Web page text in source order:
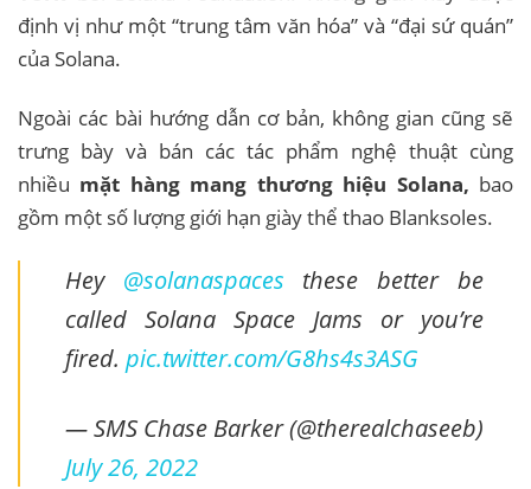
định vị như một “trung tâm văn hóa” và “đại sứ quán”
của Solana.
Ngoài các bài hướng dẫn cơ bản, không gian cũng sẽ
trưng bày và bán các tác phẩm nghệ thuật cùng
nhiều mặt hàng mang thương hiệu Solana, bao
gồm một số lượng giới hạn giày thể thao Blanksoles.
Hey @solanaspaces these better be
called Solana Space Jams or you’re
fired. pic.twitter.com/G8hs4s3ASG
— SMS Chase Barker (@therealchaseeb)
July 26, 2022